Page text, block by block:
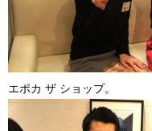
エポカ ザ ショップ。